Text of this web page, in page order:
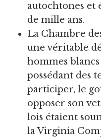
autochtones et
de mille ans.
La Chambre
une véritable
hommes blancs
possédant des
participer, le
opposer son
lois étaient
la Virginia